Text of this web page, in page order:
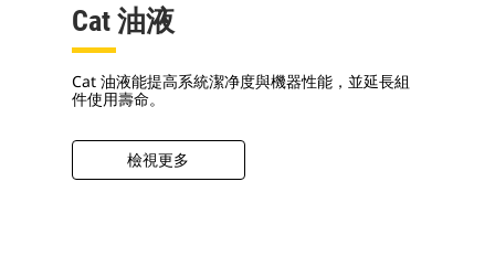
Cat 油液
Cat 油液能提高系統潔净度與機器性能，並延長組
件使用壽命。
檢視更多